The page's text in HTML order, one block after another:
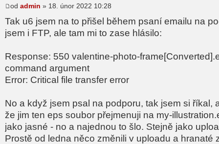
od admin » 18. únor 2022 10:28
Tak u6 jsem na to přišel během psaní emailu na
jsem i FTP, ale tam mi to zase hlásilo:
Response: 550 valentine-photo-
command argument
Error: Critical file transfer error
No a když jsem psal na podporu, tak jsem si říkal,
že jim ten eps soubor přejmenuji na my-
jako jasné - no a najednou to šlo. Stejně jako
Prostě od ledna něco změnili v uploadu a hranaté